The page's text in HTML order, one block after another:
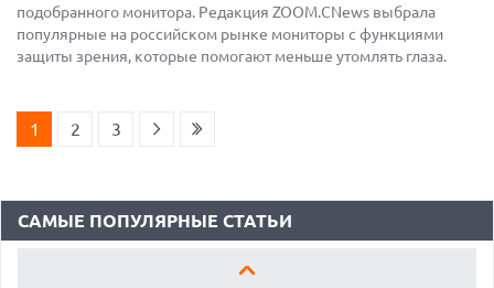
подобранного монитора. Редакция ZOOM.CNews выбрала
популярные на российском рынке мониторы с функциями
защиты зрения, которые помогают меньше утомлять глаза.
1 2 3
САМЫЕ ПОПУЛЯРНЫЕ СТАТЬИ
САМЫЕ ЛЕГКИЕ НОУТБУКИ С ДИСКРЕТНОЙ ГРАФИКОЙ: ВЫБОР
ZOOM
ЛЕТОМ: ВЫБОР ZOOM